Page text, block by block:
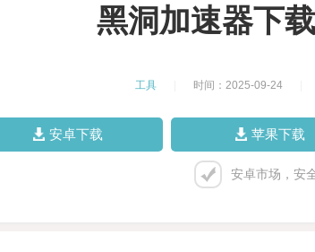
黑洞加速器下
工具 时间：2025-09-24
安卓下载 苹果下载
安卓市场，安